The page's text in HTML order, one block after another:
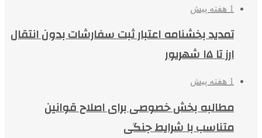
1 هفته پیش
تمدید بخشنامه اعتبار ثبت سفارشات بدون انتقال
ارز تا ۱۵ شهریور
1 هفته پیش
مطالبه بخش خصوصی برای اصلاح قوانین
متناسب با شرایط جنگی